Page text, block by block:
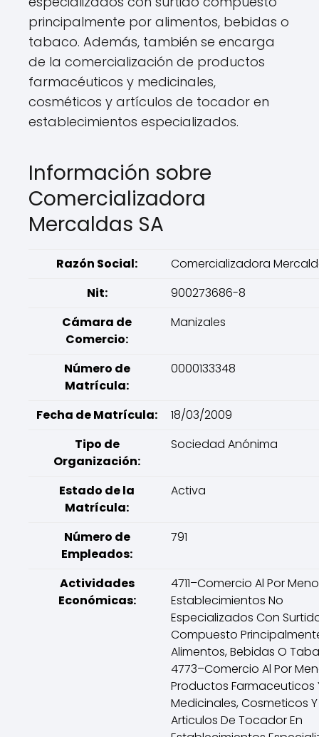
principalmente por alimentos, bebidas o
tabaco. Además, también se encarga
de la comercialización de productos
farmacéuticos y medicinales,
cosméticos y artículos de tocador en
establecimientos especializados.
Información sobre
Comercializadora
Mercaldas SA
Razón Social:
Comercializadora
Nit:
900273686-8
Cámara de
Comercio:
Manizales
Número de
Matrícula:
0000133348
Fecha de Matrícula:
18/03/2009
Tipo de
Organización:
Sociedad Anónima
Estado de la
Matrícula:
Activa
Número de
Empleados:
791
Actividades
Económicas:
4711–Comercio Al Por
Establecimientos No
Especializados Con
Compuesto
Alimentos, Bebidas O
4773–Comercio Al Por
Productos Farmaceuticos
Medicinales, Cosmeticos Y
Articulos De Tocador En